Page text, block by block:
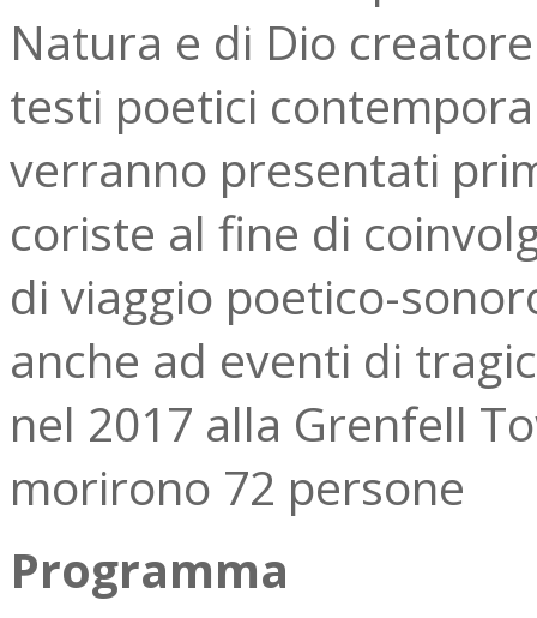
Natura e di Dio
testi poetici
verranno presentati
coriste al fine di
di viaggio poetico-
anche ad eventi di
nel 2017 alla Grenfell
morirono 72 persone
Programma